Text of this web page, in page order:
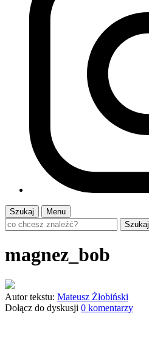
Szukaj
Menu
Szukaj
magnez_bob
Autor tekstu: Mateusz Żłobiński
Dołącz do dyskusji 0 komentarzy